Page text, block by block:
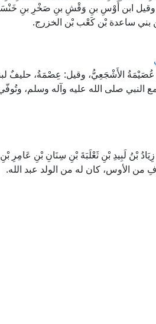
وقيل ابن أَوْسِ بنِ وَقْشِ بنِ صَخْرِ بنِ
بني ساعدة بْن كَعْب بْن الخزرج.
الأَشْجَعِيُّ، وقيل: عِصْمَةُ، حليفٌ
النبي صلى الله عليه وآله وسلم،
بْنُ لَبِيدِ بْنِ ثَعْلَبَةَ بْنِ سِنَانِ بْنِ عَامِرِ
الأوس، كان له من الولد عبد الله.